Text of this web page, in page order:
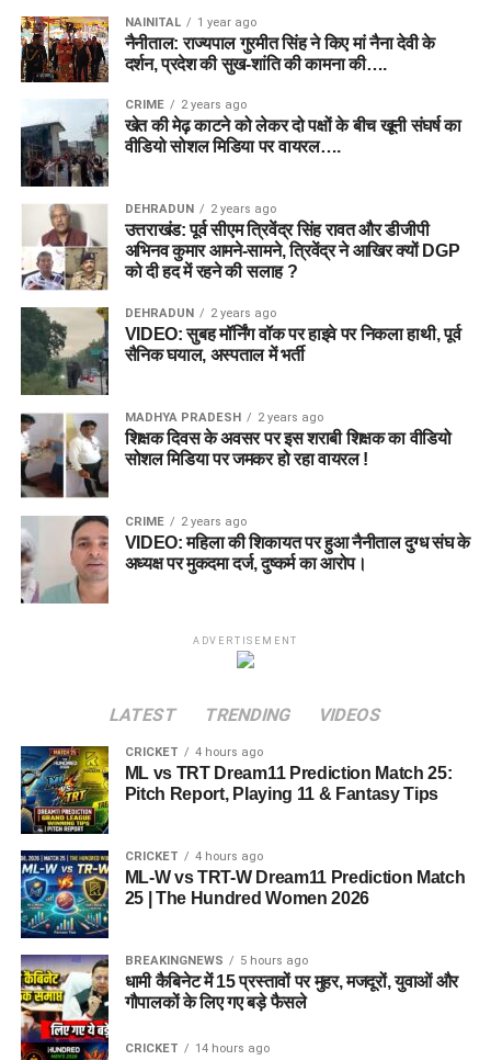
बल्लेबाजी में बड़ा सुधार करना होगा। यदि Joe Clarke और Mitchell
Owen अच्छी शुरुआत दिलाते हैं तो मुकाबला रोमांचक हो सकता है।
Winning Probability
Sunrisers Leeds – 58%
Birmingham Phoenix – 42%
निष्कर्ष
यदि आपBPH vs SUL Dream11 Team Today Match 24
लिए विजेता फैंटेसी टीम बनाना चाहते हैं, तो Mitchell Marsh, Ryan
Rickelton, Joe Clarke, Nathan Ellis और Usman Tariq जैसे
खिलाड़ियों को प्राथमिकता दें। Edgbaston की पिच तेज गेंदबाजों को
शुरुआती मदद देती है, इसलिए अपनी टीम में गुणवत्तापूर्ण पेसर्स शामिल करना
फायदेमंद रहेगा।
फाइनल टीम बनाने से पहले टॉस, आधिकारिक प्लेइंग-11 और अंतिम टीम
समाचार अवश्य जांच लें ताकि आपकी Dream11 टीम अधिक संतुलित और
प्रतिस्पर्धी बन सके।
FAQs
Q1. BPH vs SUL Dream11 Team
Today Match 24 का कप्तान किसे बनाएं?
उत्तर:Mitchell Marsh सबसे सुरक्षित कप्तान विकल्प हैं, जबकि Joe
Clarke भी बेहतरीन विकल्प हो सकते हैं।
Q2. BPH vs SUL मैच कब खेला जाएगा?
उत्तर:यह मुकाबला 7 अगस्त 2026 को रात 11:00 बजे (IST) खेला
जाएगा।
Q3. BPH vs SUL मैच कहां खेला जाएगा?
उत्तर:मुकाबला Edgbaston, Birmingham में खेला जाएगा।
Q4. BPH vs SUL Dream11 Vice
NAINITAL 1 year ago
नैनीताल: राज्यपाल गुरमीत सिंह ने किए मां नैना देवी के
दर्शन, प्रदेश की सुख-शांति की कामना की….
CRIME 2 years ago
खेत की मेढ़ काटने को लेकर दो पक्षों के बीच खूनी संघर्ष का
वीडियो सोशल मिडिया पर वायरल….
DEHRADUN 2 years ago
उत्तराखंड: पूर्व सीएम त्रिवेंद्र सिंह रावत और डीजीपी
अभिनव कुमार आमने-सामने, त्रिवेंद्र ने आखिर क्यों DGP
को दी हद में रहने की सलाह ?
DEHRADUN 2 years ago
VIDEO: सुबह मॉर्निंग वॉक पर हाइवे पर निकला हाथी, पूर्व
सैनिक घयाल, अस्पताल में भर्ती
MADHYA PRADESH 2 years ago
शिक्षक दिवस के अवसर पर इस शराबी शिक्षक का वीडियो
सोशल मिडिया पर जमकर हो रहा वायरल !
CRIME 2 years ago
VIDEO: महिला की शिकायत पर हुआ नैनीताल दुग्ध संघ के
अध्यक्ष पर मुकदमा दर्ज, दुष्कर्म का आरोप।
ADVERTISEMENT
LATEST TRENDING VIDEOS
CRICKET 4 hours ago
ML vs TRT Dream11 Prediction Match 25:
Pitch Report, Playing 11 & Fantasy Tips
CRICKET 4 hours ago
ML-W vs TRT-W Dream11 Prediction Match
25 | The Hundred Women 2026
BREAKINGNEWS 5 hours ago
धामी कैबिनेट में 15 प्रस्तावों पर मुहर, मजदूरों, युवाओं और
गौपालकों के लिए गए बड़े फैसले
CRICKET 14 hours ago